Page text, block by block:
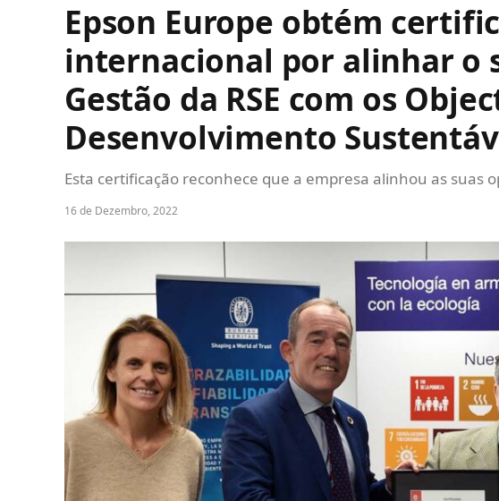
Epson Europe obtém
internacional por alinhar o
Gestão da RSE com os
Desenvolvimento
Esta certificação reconhece que a empresa alinhou as suas
16 de Dezembro, 2022